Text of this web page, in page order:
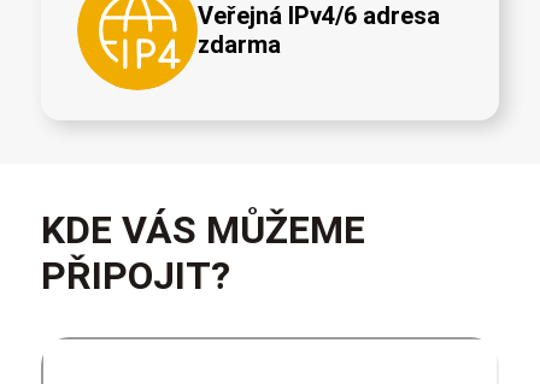
Veřejná IPv4/6 adresa
zdarma
KDE VÁS MŮŽEME
PŘIPOJIT?